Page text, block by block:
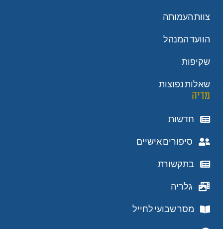
צוות העמותה
הוועד המנהל
שקיפות
שאלות נפוצות
מדיה
חדשות
סיפורים אישיים
בתקשורת
גלריה
מסר שבועי לחייל